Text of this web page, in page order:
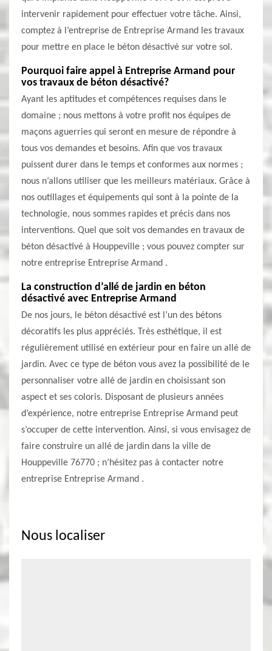
intervenir rapidement pour effectuer votre tâche. Ainsi,
comptez à l’entreprise de Entreprise Armand les travaux
pour mettre en place le béton désactivé sur votre sol.
Pourquoi faire appel à Entreprise Armand pour
vos travaux de béton désactivé?
Ayant les aptitudes et compétences requises dans le
domaine ; nous mettons à votre profit nos équipes de
maçons aguerries qui seront en mesure de répondre à
tous vos demandes et besoins. Afin que vos travaux
puissent durer dans le temps et conformes aux normes ;
nous n’allons utiliser que les meilleurs matériaux. Grâce à
nos outillages et équipements qui sont à la pointe de la
technologie, nous sommes rapides et précis dans nos
interventions. Quel que soit vos demandes en travaux de
béton désactivé à Houppeville ; vous pouvez compter sur
notre entreprise Entreprise Armand .
La construction d’allé de jardin en béton
désactivé avec Entreprise Armand
De nos jours, le béton désactivé est l’un des bétons
décoratifs les plus appréciés. Très esthétique, il est
régulièrement utilisé en extérieur pour en faire un allé de
jardin. Avec ce type de béton vous avez la possibilité de le
personnaliser votre allé de jardin en choisissant son
aspect et ses coloris. Disposant de plusieurs années
d’expérience, notre entreprise Entreprise Armand peut
s’occuper de cette intervention. Ainsi, si vous envisagez de
faire construire un allé de jardin dans la ville de
Houppeville 76770 ; n’hésitez pas à contacter notre
entreprise Entreprise Armand .
Nous localiser